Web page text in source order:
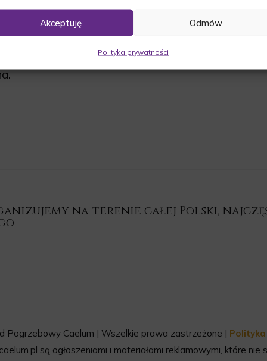
Akceptuję Odmów
Polityka prywatności
o godz. 13:00 wspólną modlitwą
odbędzie się msza święta o godz.
miejsce wiecznego spoczynku.
na terenie całej Polski,
Pogrzebowy Caelum | Wszelkie prawa zastrzeżone |
są ogłoszeniami i materiałami reklamowymi, które